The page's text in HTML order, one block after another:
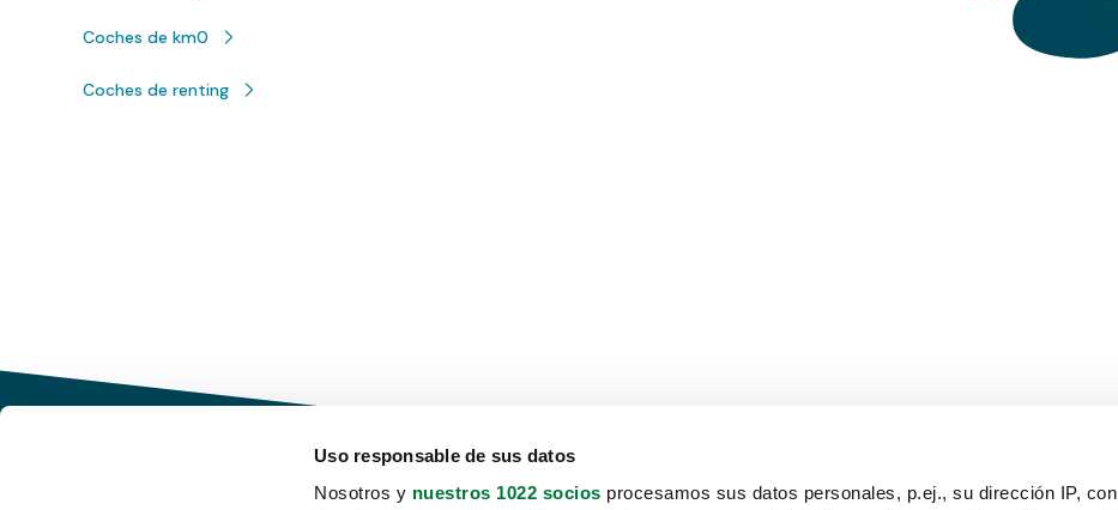
Uso responsable de sus datos
Nosotros y nuestros 1022 socios procesamos sus datos personales, p.ej., su dirección IP, con
Coches de km0
Coches de renting